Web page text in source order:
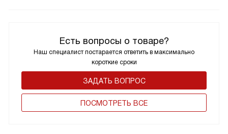
Есть вопросы о товаре?
Наш специалист постарается ответить в максимально
короткие сроки
ЗАДАТЬ ВОПРОС
ПОCМОТРЕТЬ ВСЕ